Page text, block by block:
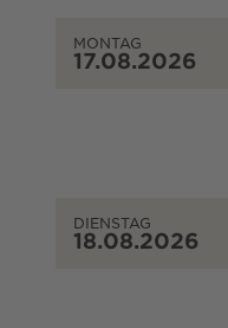
MONTAG
17.08.2026
DIENSTAG
18.08.2026